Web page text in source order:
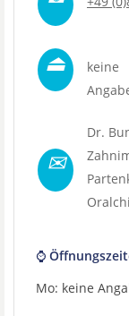
⏏
keine
✉
Dr.
⌚
Mo: keine